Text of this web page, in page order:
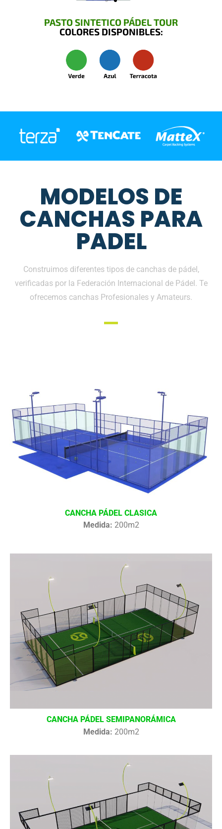
PASTO SINTETICO PÁDEL TOUR
COLORES DISPONIBLES:
MODELOS DE
CANCHAS PARA
PADEL
Construimos diferentes tipos de canchas de pádel,
verificadas por la Federación Internacional de Pádel. Te
ofrecemos canchas Profesionales y Amateurs.
CANCHA PÁDEL CLASICA
Medida: 200m2
CANCHA PÁDEL SEMIPANORÁMICA
Medida: 200m2